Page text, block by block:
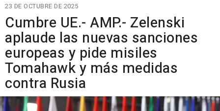
23 DE OCTUBRE DE 2025
Cumbre UE.- AMP.- Zelenski
aplaude las nuevas sanciones
europeas y pide misiles
Tomahawk y más medidas
contra Rusia